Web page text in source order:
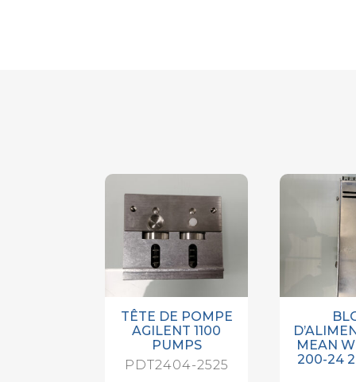
TÊTE DE POMPE
AGILENT 1100
PUMPS
PDT2404-2525
MEAN
200-24